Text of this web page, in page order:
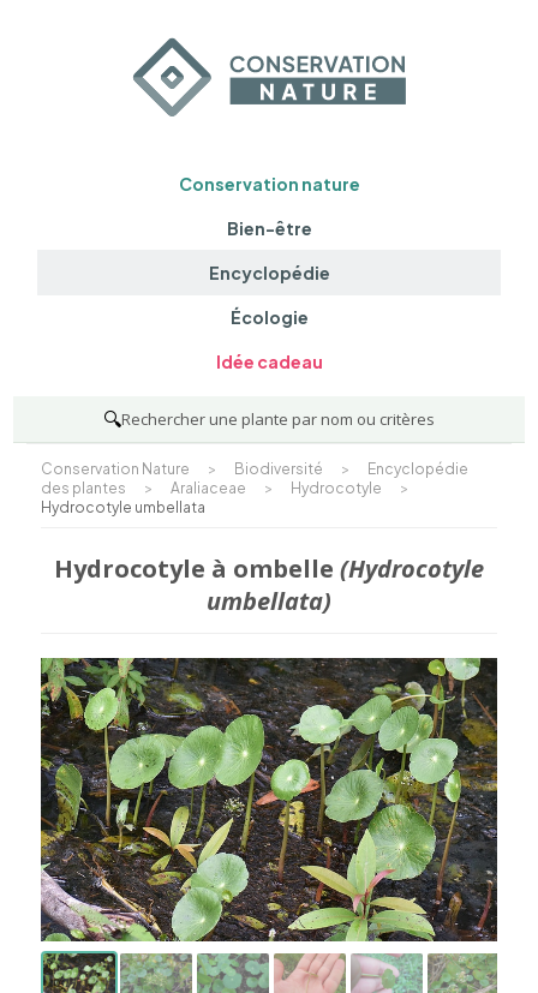
Conservation nature
Bien-être
Encyclopédie
Écologie
Idée cadeau
🔍Rechercher une plante par nom ou critères
Conservation Nature > Biodiversité >
Encyclopédie
des plantes
> Araliaceae > Hydrocotyle
>
Hydrocotyle umbellata
Hydrocotyle à ombelle (Hydrocotyle
umbellata)